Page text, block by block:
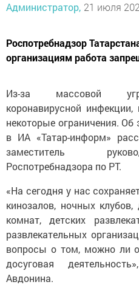
Администратор, 21 июля
Роспотребнадзор
организациям работа
Из-за массовой
коронавирусной
некоторые ограничения.
в ИА «Татар-информ»
заместитель
Роспотребнадзора по РТ.
«На сегодня у нас
кинозалов, ночных клубов,
комнат, детских
развлекательных
вопросы о том, можно ли
досуговая
Авдонина.